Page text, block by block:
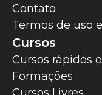
Contato
Termos de uso
Cursos
Cursos rápidos
Formações